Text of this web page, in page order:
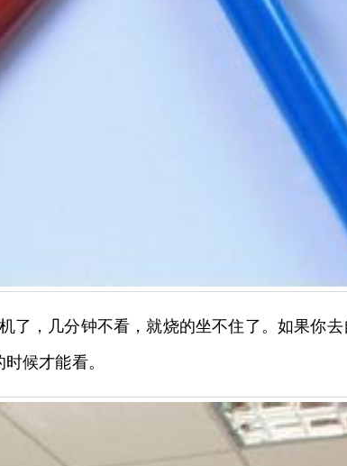
了，几分钟不看，就烧的坐不住了。如果你
候才能看。